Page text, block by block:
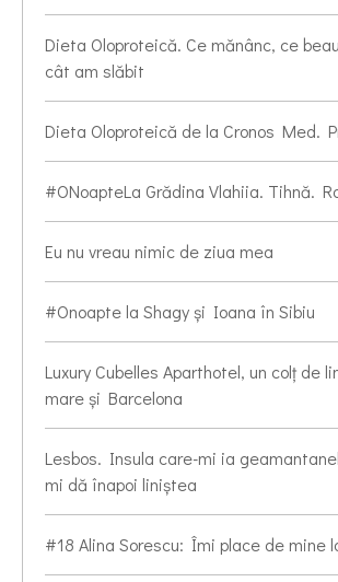
Dieta Oloproteică. Ce mănânc, ce
cât am slăbit
Dieta Oloproteică de la Cronos Med.
#ONoapteLa Grădina Vlahiia. Tihnă.
Eu nu vreau nimic de ziua mea
#Onoapte la Shagy și Ioana în Sibiu
Luxury Cubelles Aparthotel, un colț de
mare și Barcelona
Lesbos. Insula care-mi ia
mi dă înapoi liniștea
#18 Alina Sorescu: Îmi place de mine